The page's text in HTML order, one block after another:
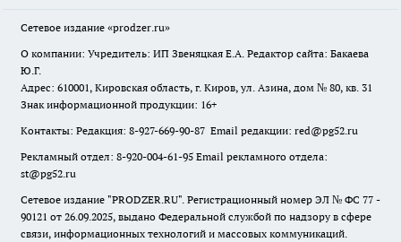
Сетевое издание «prodzer.ru»
О компании: Учредитель: ИП Звеняцкая Е.А. Редактор сайта: Бакаева
Ю.Г.
Адрес: 610001, Кировская область, г. Киров, ул. Азина, дом № 80, кв. 31
Знак информационной продукции: 16+
Контакты: Редакция: 8-927-669-90-87 Email редакции: red@pg52.ru
Рекламный отдел: 8-920-004-61-95 Email рекламного отдела:
st@pg52.ru
Сетевое издание "PRODZER.RU". Регистрационный номер ЭЛ № ФС 77 -
90121 от 26.09.2025, выдано Федеральной службой по надзору в сфере
связи, информационных технологий и массовых коммуникаций.